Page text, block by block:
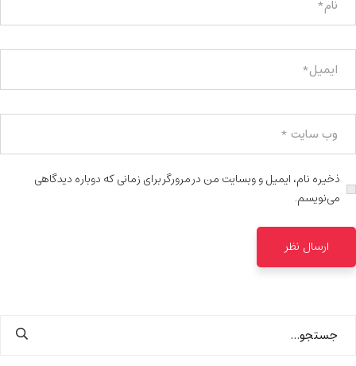
ذخیره نام، ایمیل و وبسایت من در مرورگر برای زمانی که دوباره دیدگاهی
می‌نویسم.